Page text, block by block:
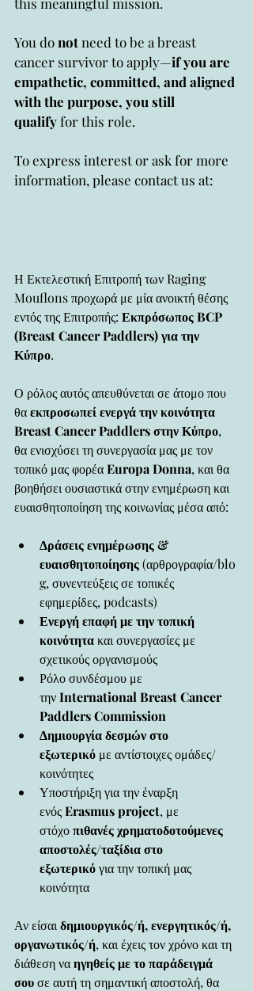
You do not need to be a breast
cancer survivor to apply—if you are
empathetic, committed, and aligned
with the purpose, you still
qualify for this role.
To express interest or ask for more
information, please contact us at:
Η Εκτελεστική Επιτροπή των Raging
Mouflons προχωρά με μία ανοικτή θέσης
εντός της Επιτροπής: Εκπρόσωπος BCP
(Breast Cancer Paddlers) για την
Κύπρο.
Ο ρόλος αυτός απευθύνεται σε άτομο που
θα εκπροσωπεί ενεργά την κοινότητα
Breast Cancer Paddlers στην Κύπρο,
θα ενισχύσει τη συνεργασία μας με τον
τοπικό μας φορέα Europa Donna, και θα
βοηθήσει ουσιαστικά στην ενημέρωση και
ευαισθητοποίηση της κοινωνίας μέσα από:
Δράσεις ενημέρωσης &
ευαισθητοποίησης (αρθρογραφία/blo
g, συνεντεύξεις σε τοπικές
εφημερίδες, podcasts)
Ενεργή επαφή με την τοπική
κοινότητα και συνεργασίες με
σχετικούς οργανισμούς
Ρόλο συνδέσμου με
την International Breast Cancer
Paddlers Commission
Δημιουργία δεσμών στο
εξωτερικό με αντίστοιχες ομάδες/
κοινότητες
Υποστήριξη για την έναρξη
ενός Erasmus project, με
στόχο πιθανές χρηματοδοτούμενες
αποστολές/ταξίδια στο
εξωτερικό για την τοπική μας
κοινότητα
Αν είσαι δημιουργικός/ή, ενεργητικός/ή,
οργανωτικός/ή, και έχεις τον χρόνο και τη
διάθεση να ηγηθείς με το παράδειγμά
σου σε αυτή τη σημαντική αποστολή, θα